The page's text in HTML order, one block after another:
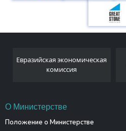
Евразийская экономическая
комиссия
О Министерстве
Положение о Министерстве